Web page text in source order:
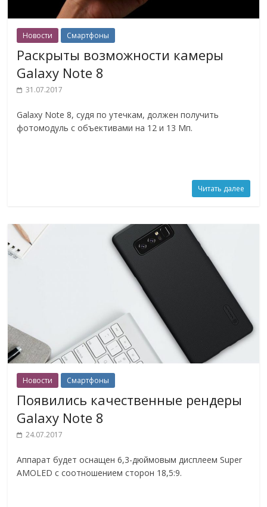
Новости Смартфоны
Раскрыты возможности камеры
Galaxy Note 8
31.07.2017
Galaxy Note 8, судя по утечкам, должен получить
фотомодуль с объективами на 12 и 13 Мп.
Читать далее
Новости Смартфоны
Появились качественные рендеры
Galaxy Note 8
24.07.2017
Аппарат будет оснащен 6,3-дюймовым дисплеем Super
AMOLED с соотношением сторон 18,5:9.